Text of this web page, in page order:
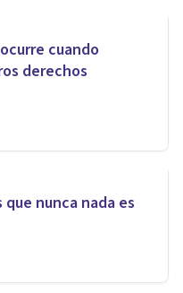
cuando
derechos
nunca nada es